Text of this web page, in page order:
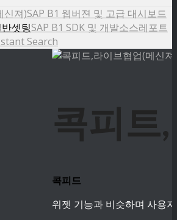
신져)SAP B1 웹버젼 및 고급 대시보드
셋팅SAP B1 SDK 및 개발소스레포트
Search
콕피트
콕피드
위젯 기능과 비슷하며 사용